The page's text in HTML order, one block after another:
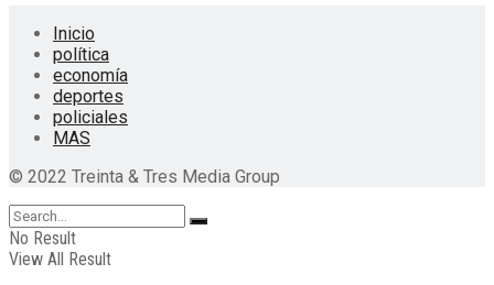
Inicio
política
economía
deportes
policiales
MAS
© 2022 Treinta & Tres Media Group
No Result
View All Result